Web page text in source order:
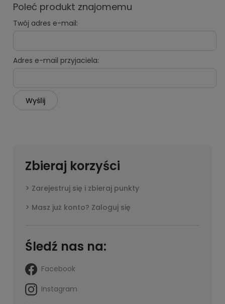
Poleć produkt znajomemu
Twój adres e-mail:
Adres e-mail przyjaciela:
Wyślij
Zbieraj korzyści
Zarejestruj się i zbieraj punkty
Masz już konto? Zaloguj się
Śledź nas na:
Facebook
Instagram